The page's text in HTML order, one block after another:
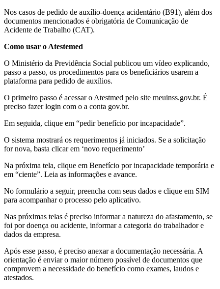
Nos casos de pedido de auxílio-doença acidentário (B91), além dos
documentos mencionados é obrigatória de Comunicação de
Acidente de Trabalho (CAT).
Como usar o Atestemed
O Ministério da Previdência Social publicou um vídeo explicando,
passo a passo, os procedimentos para os beneficiários usarem a
plataforma para pedido de auxílios.
O primeiro passo é acessar o Atestmed pelo site meuinss.gov.br. É
preciso fazer login com o a conta gov.br.
Em seguida, clique em “pedir benefício por incapacidade”.
O sistema mostrará os requerimentos já iniciados. Se a solicitação
for nova, basta clicar em ‘novo requerimento’
Na próxima tela, clique em Benefício por incapacidade temporária e
em “ciente”. Leia as informações e avance.
No formulário a seguir, preencha com seus dados e clique em SIM
para acompanhar o processo pelo aplicativo.
Nas próximas telas é preciso informar a natureza do afastamento, se
foi por doença ou acidente, informar a categoria do trabalhador e
dados da empresa.
Após esse passo, é preciso anexar a documentação necessária. A
orientação é enviar o maior número possível de documentos que
comprovem a necessidade do benefício como exames, laudos e
atestados.